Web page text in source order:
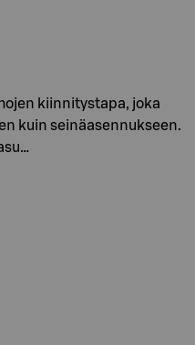
kiinnitystapa, joka
kuin seinäasennukseen.